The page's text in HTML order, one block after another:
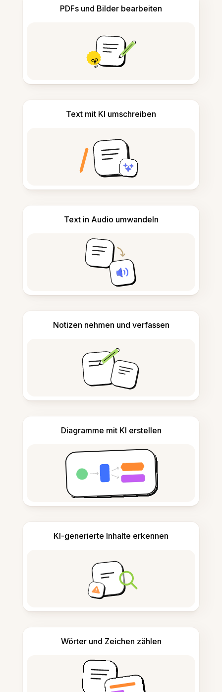
PDFs und Bilder bearbeiten
Text mit KI umschreiben
Text in Audio umwandeln
Notizen nehmen und verfassen
Diagramme mit KI erstellen
KI-generierte Inhalte erkennen
Wörter und Zeichen zählen